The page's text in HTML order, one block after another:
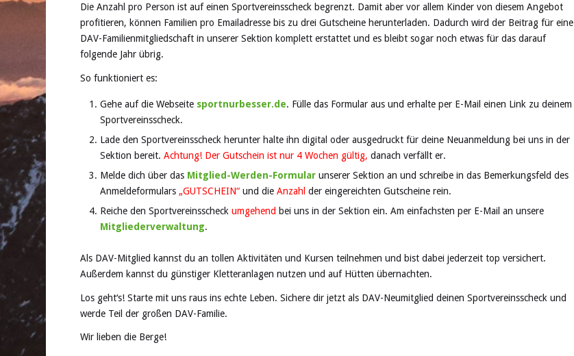
Die Anzahl pro Person ist auf einen Sportvereinsscheck begrenzt. Damit aber vor allem Kinder von diesem Angebot
profitieren, können Familien pro Emailadresse bis zu drei Gutscheine herunterladen. Dadurch wird der Beitrag für eine
DAV-Familienmitgliedschaft in unserer Sektion komplett erstattet und es bleibt sogar noch etwas für das darauf
folgende Jahr übrig.
So funktioniert es:
Gehe auf die Webseite sportnurbesser.de. Fülle das Formular aus und erhalte per E-Mail einen Link zu deinem
Sportvereinsscheck.
Lade den Sportvereinsscheck herunter halte ihn digital oder ausgedruckt für deine Neuanmeldung bei uns in der
Sektion bereit.Achtung! Der Gutschein ist nur 4 Wochen gültig, danach verfällt er.
Melde dich über das Mitglied-Werden-Formular unserer Sektion an und schreibe in das Bemerkungsfeld des
Anmeldeformulars „GUTSCHEIN“und die Anzahlder eingereichten Gutscheine rein.
Reiche den Sportvereinsscheckumgehend bei uns in der Sektion ein. Am einfachsten per E-Mail an unsere
Mitgliederverwaltung.
Als DAV-Mitglied kannst du an tollen Aktivitäten und Kursen teilnehmen und bist dabei jederzeit top versichert.
Außerdem kannst du günstiger Kletteranlagen nutzen und auf Hütten übernachten.
Los geht‘s! Starte mit uns raus ins echte Leben. Sichere dir jetzt als DAV-Neumitglied deinen Sportvereinsscheck und
werde Teil der großen DAV-Familie.
Wir lieben die Berge!